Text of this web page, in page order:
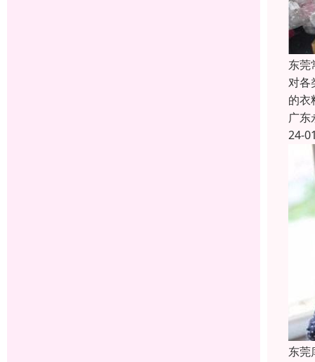
东莞
对各
的衣
广东
24-
东莞